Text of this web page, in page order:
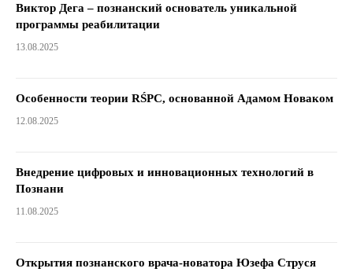
Виктор Дега – познанский основатель уникальной
программы реабилитации
13.08.2025
Особенности теории RŚPC, основанной Адамом Новаком
12.08.2025
Внедрение цифровых и инновационных технологий в
Познани
11.08.2025
Открытия познанского врача-новатора Юзефа Струся